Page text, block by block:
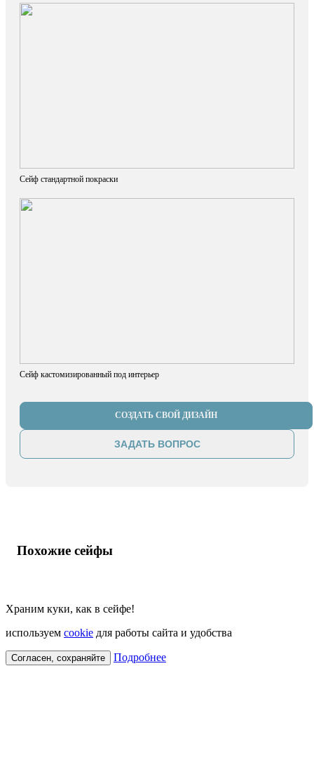
Сейф стандартной покраски
Сейф кастомизированный под интерьер
СОЗДАТЬ СВОЙ ДИЗАЙН
ЗАДАТЬ ВОПРОС
Похожие сейфы
Храним куки, как в сейфе!
используем cookie для работы сайта и удобства
Согласен, сохраняйте Подробнее